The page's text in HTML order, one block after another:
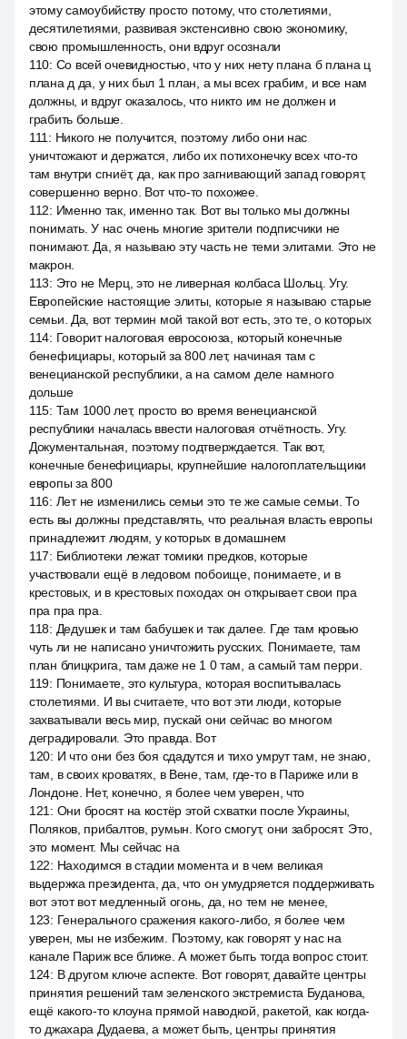
этому самоубийству просто потому, что столетиями,
десятилетиями, развивая экстенсивно свою экономику,
свою промышленность, они вдруг осознали
110: Со всей очевидностью, что у них нету плана б плана ц
плана д да, у них был 1 план, а мы всех грабим, и все нам
должны, и вдруг оказалось, что никто им не должен и
грабить больше.
111 : Никого не получится, поэтому либо они нас
уничтожают и держатся, либо их потихонечку всех что-то
там внутри сгниёт, да, как про загнивающий запад говорят,
совершенно верно. Вот что-то похожее.
112: Именно так, именно так. Вот вы только мы должны
понимать. У нас очень многие зрители подписчики не
понимают. Да, я называю эту часть не теми элитами. Это не
макрон.
113: Это не Мерц, это не ливерная колбаса Шольц. Угу.
Европейские настоящие элиты, которые я называю старые
семьи. Да, вот термин мой такой вот есть, это те, о которых
114: Говорит налоговая евросоюза, который конечные
бенефициары, который за 800 лет, начиная там с
венецианской республики, а на самом деле намного
дольше
115: Там 1000 лет, просто во время венецианской
республики началась ввести налоговая отчётность. Угу.
Документальная, поэтому подтверждается. Так вот,
конечные бенефициары, крупнейшие налогоплательщики
европы за 800
116: Лет не изменились семьи это те же самые семьи. То
есть вы должны представлять, что реальная власть европы
принадлежит людям, у которых в домашнем
117: Библиотеки лежат томики предков, которые
участвовали ещё в ледовом побоище, понимаете, и в
крестовых, и в крестовых походах он открывает свои пра
пра пра пра.
118: Дедушек и там бабушек и так далее. Где там кровью
чуть ли не написано уничтожить русских. Понимаете, там
план блицкрига, там даже не 1 0 там, а самый там перри.
119: Понимаете, это культура, которая воспитывалась
столетиями. И вы считаете, что вот эти люди, которые
захватывали весь мир, пускай они сейчас во многом
деградировали. Это правда. Вот
120: И что они без боя сдадутся и тихо умрут там, не знаю,
там, в своих кроватях, в Вене, там, где-то в Париже или в
Лондоне. Нет, конечно, я более чем уверен, что
121 : Они бросят на костёр этой схватки после Украины,
Поляков, прибалтов, румын. Кого смогут, они забросят. Это,
это момент. Мы сейчас на
122: Находимся в стадии момента и в чем великая
выдержка президента, да, что он умудряется поддерживать
вот этот вот медленный огонь, да, но тем не менее,
123: Генерального сражения какого-либо, я более чем
уверен, мы не избежим. Поэтому, как говорят у нас на
канале Париж все ближе. А может быть тогда вопрос стоит.
124: В другом ключе аспекте. Вот говорят, давайте центры
принятия решений там зеленского экстремиста Буданова,
ещё какого-то клоуна прямой наводкой, ракетой, как когда-
то джахара Дудаева, а может быть, центры принятия